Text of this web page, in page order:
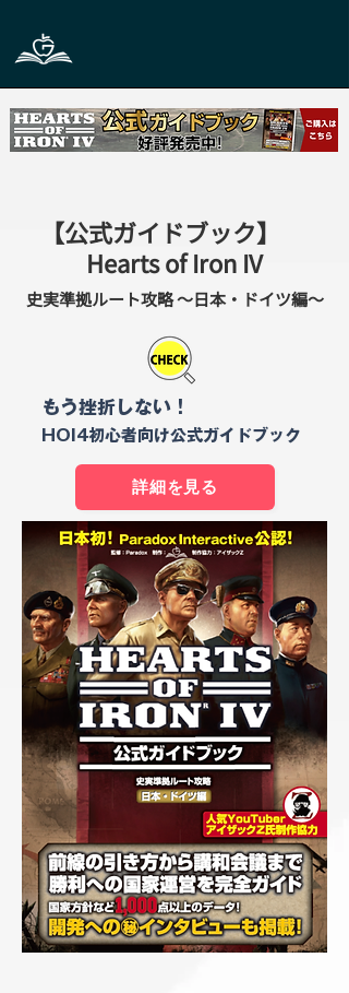
【公式ガイドブック】
Hearts of Iron IV
史実準拠ルート攻略 ～日本・ドイツ編～
もう挫折しない！
HOI4初心者向け公式ガイドブック
詳細を見る